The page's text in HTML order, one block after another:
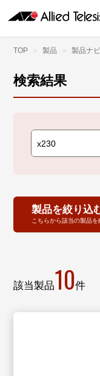
TOP 製品 製品ナ
検索結果
製品を絞り込
こちらから該当の製品
該当製品10件